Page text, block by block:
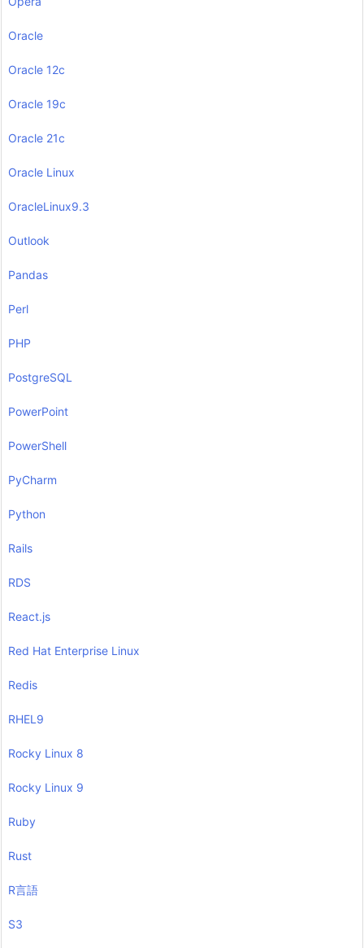
Oracle
Oracle 12c
Oracle 19c
Oracle 21c
Oracle Linux
OracleLinux9.3
Outlook
Pandas
Perl
PHP
PostgreSQL
PowerPoint
PowerShell
PyCharm
Python
Rails
RDS
React.js
Red Hat Enterprise Linux
Redis
RHEL9
Rocky Linux 8
Rocky Linux 9
Ruby
Rust
R言語
S3